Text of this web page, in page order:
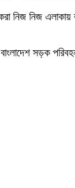
নিজ নিজ
সড়ক